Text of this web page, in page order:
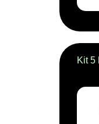
Kit 5